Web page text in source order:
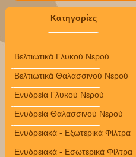
Κατηγορίες
Βελτιωτικά Γλυκού Νερού
Βελτιωτικά Θαλασσινού Νερού
Ενυδρεία Γλυκού Νερού
Ενυδρεία Θαλασσινού Νερού
Ενυδρειακά - Εξωτερικά Φίλτρα
Ενυδρειακά - Εσωτερικά Φίλτρα